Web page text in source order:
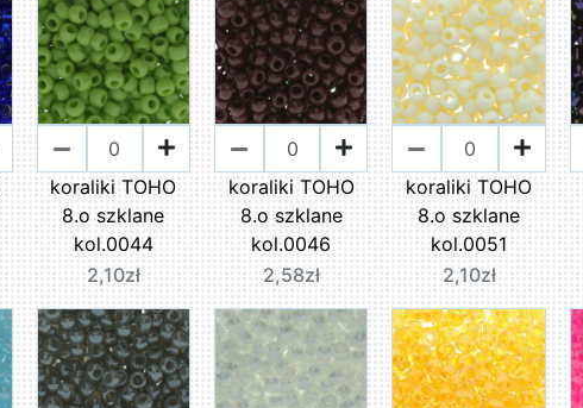
koraliki TOHO
8.o szklane
kol.0044
2,10zł
koraliki TOHO
8.o szklane
kol.0046
2,58zł
koraliki TOHO
8.o szklane
kol.0051
2,10zł